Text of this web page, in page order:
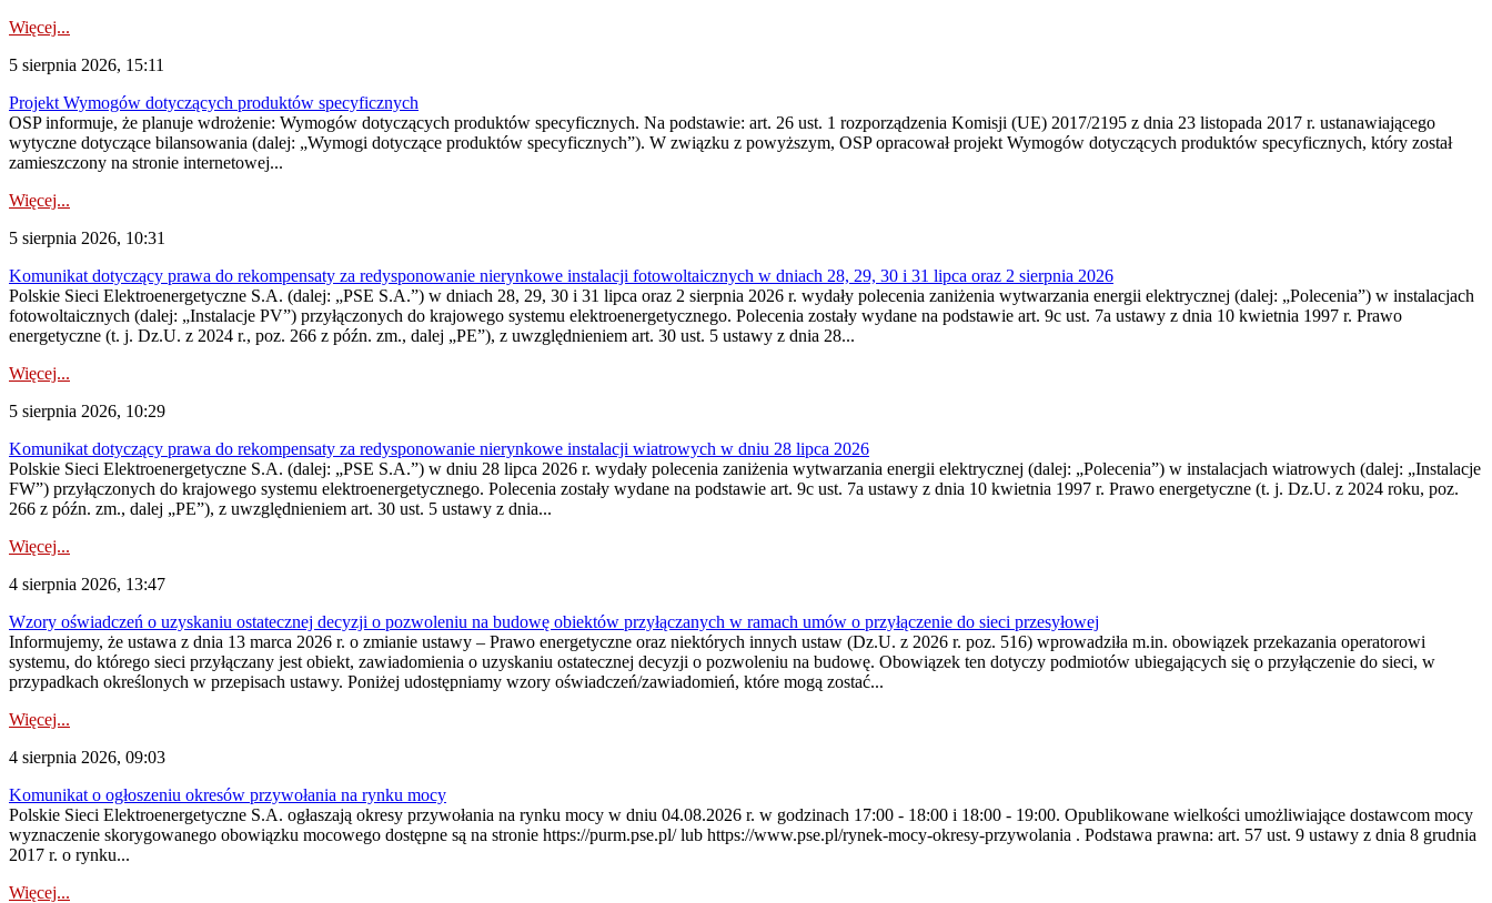
Więcej...
5 sierpnia 2026, 15:11
Projekt Wymogów dotyczących produktów specyficznych
OSP informuje, że planuje wdrożenie: Wymogów dotyczących produktów specyficznych. Na podstawie: art. 26 ust. 1 rozporządzenia Komisji (UE) 2017/2195 z dnia 23‍ listopada 2017 r. ustanawiającego
wytyczne dotyczące bilansowania (dalej: „Wymogi dotyczące produktów specyficznych”). W związku z powyższym, OSP opracował projekt Wymogów dotyczących produktów specyficznych, który został
zamieszczony na stronie internetowej...
Więcej...
5 sierpnia 2026, 10:31
Komunikat dotyczący prawa do rekompensaty za redysponowanie nierynkowe instalacji fotowoltaicznych w dniach 28, 29, 30 i 31 lipca oraz 2 sierpnia 2026
Polskie Sieci Elektroenergetyczne S.A. (dalej: „PSE S.A.”) w dniach 28, 29, 30 i 31 lipca oraz 2 sierpnia 2026 r. wydały polecenia zaniżenia wytwarzania energii elektrycznej (dalej: „Polecenia”) w instalacjach
fotowoltaicznych (dalej: „Instalacje PV”) przyłączonych do krajowego systemu elektroenergetycznego. Polecenia zostały wydane na podstawie art. 9c ust. 7a ustawy z dnia 10 kwietnia 1997 r. Prawo
energetyczne (t. j. Dz.U. z 2024 r., poz. 266 z późn. zm., dalej „PE”), z uwzględnieniem art. 30 ust. 5 ustawy z dnia 28...
Więcej...
5 sierpnia 2026, 10:29
Komunikat dotyczący prawa do rekompensaty za redysponowanie nierynkowe instalacji wiatrowych w dniu 28 lipca 2026
Polskie Sieci Elektroenergetyczne S.A. (dalej: „PSE S.A.”) w dniu 28 lipca 2026 r. wydały polecenia zaniżenia wytwarzania energii elektrycznej (dalej: „Polecenia”) w instalacjach wiatrowych (dalej: „Instalacje
FW”) przyłączonych do krajowego systemu elektroenergetycznego. Polecenia zostały wydane na podstawie art. 9c ust. 7a ustawy z dnia 10 kwietnia 1997 r. Prawo energetyczne (t. j. Dz.U. z 2024 roku, poz.
266 z późn. zm., dalej „PE”), z uwzględnieniem art. 30 ust. 5 ustawy z dnia...
Więcej...
4 sierpnia 2026, 13:47
Wzory oświadczeń o uzyskaniu ostatecznej decyzji o pozwoleniu na budowę obiektów przyłączanych w ramach umów o przyłączenie do sieci przesyłowej
Informujemy, że ustawa z dnia 13 marca 2026 r. o zmianie ustawy – Prawo energetyczne oraz niektórych innych ustaw (Dz.U. z 2026 r. poz. 516) wprowadziła m.in. obowiązek przekazania operatorowi
systemu, do którego sieci przyłączany jest obiekt, zawiadomienia o uzyskaniu ostatecznej decyzji o pozwoleniu na budowę. Obowiązek ten dotyczy podmiotów ubiegających się o przyłączenie do sieci, w
przypadkach określonych w przepisach ustawy. Poniżej udostępniamy wzory oświadczeń/zawiadomień, które mogą zostać...
Więcej...
4 sierpnia 2026, 09:03
Komunikat o ogłoszeniu okresów przywołania na rynku mocy
Polskie Sieci Elektroenergetyczne S.A. ogłaszają okresy przywołania na rynku mocy w dniu 04.08.2026 r. w godzinach 17:00 - 18:00 i 18:00 - 19:00. Opublikowane wielkości umożliwiające dostawcom mocy
wyznaczenie skorygowanego obowiązku mocowego dostępne są na stronie https://purm.pse.pl/ lub https://www.pse.pl/rynek-mocy-okresy-przywolania . Podstawa prawna: art. 57 ust. 9 ustawy z dnia 8 grudnia
2017 r. o rynku...
Więcej...